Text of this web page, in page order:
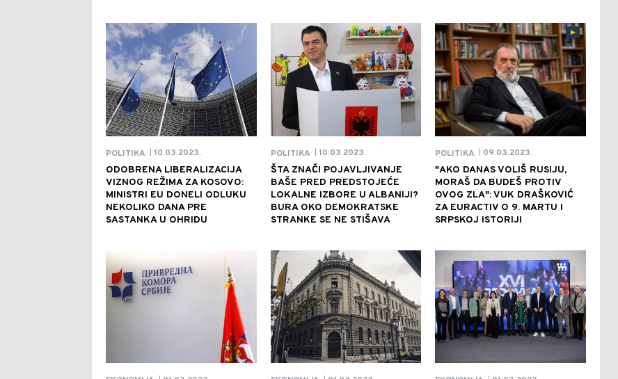
POLITIKA 10.03.2023.
ODOBRENA LIBERALIZACIJA
VIZNOG REŽIMA ZA KOSOVO:
MINISTRI EU DONELI ODLUKU
NEKOLIKO DANA PRE
SASTANKA U OHRIDU
POLITIKA 10.03.2023.
ŠTA ZNAČI POJAVLJIVANJE
BAŠE PRED PREDSTOJEĆE
LOKALNE IZBORE U ALBANIJI?
BURA OKO DEMOKRATSKE
STRANKE SE NE STIŠAVA
POLITIKA 09.03.2023.
"AKO DANAS VOLIŠ RUSIJU,
MORAŠ DA BUDEŠ PROTIV
OVOG ZLA": VUK DRAŠKOVIĆ
ZA EURACTIV O 9. MARTU I
SRPSKOJ ISTORIJI